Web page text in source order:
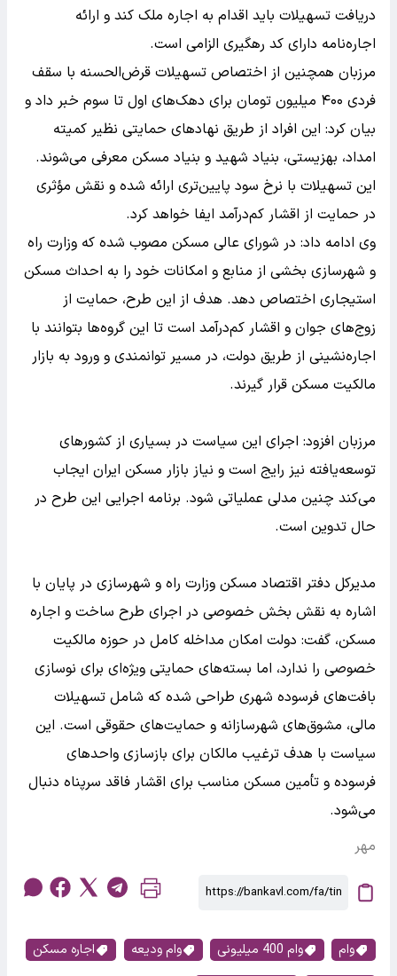
دریافت تسهیلات باید اقدام به اجاره ملک کند و ارائه
اجاره‌نامه دارای کد رهگیری الزامی است.
مرزبان همچنین از اختصاص تسهیلات قرض‌الحسنه با سقف
فردی ۴۰۰ میلیون تومان برای دهک‌های اول تا سوم خبر داد و
بیان کرد: این افراد از طریق نهادهای حمایتی نظیر کمیته
امداد، بهزیستی، بنیاد شهید و بنیاد مسکن معرفی می‌شوند.
این تسهیلات با نرخ سود پایین‌تری ارائه شده و نقش مؤثری
در حمایت از اقشار کم‌درآمد ایفا خواهد کرد.
وی ادامه داد: در شورای عالی مسکن مصوب شده که وزارت راه
و شهرسازی بخشی از منابع و امکانات خود را به احداث مسکن
استیجاری اختصاص دهد. هدف از این طرح، حمایت از
زوج‌های جوان و اقشار کم‌درآمد است تا این گروه‌ها بتوانند با
اجاره‌نشینی از طریق دولت، در مسیر توانمندی و ورود به بازار
مالکیت مسکن قرار گیرند.
مرزبان افزود: اجرای این سیاست در بسیاری از کشورهای
توسعه‌یافته نیز رایج است و نیاز بازار مسکن ایران ایجاب
می‌کند چنین مدلی عملیاتی شود. برنامه اجرایی این طرح در
حال تدوین است.
مدیرکل دفتر اقتصاد مسکن وزارت راه و شهرسازی در پایان با
اشاره به نقش بخش خصوصی در اجرای طرح ساخت و اجاره
مسکن، گفت: دولت امکان مداخله کامل در حوزه مالکیت
خصوصی را ندارد، اما بسته‌های حمایتی ویژه‌ای برای نوسازی
بافت‌های فرسوده شهری طراحی شده که شامل تسهیلات
مالی، مشوق‌های شهرسازانه و حمایت‌های حقوقی است. این
سیاست با هدف ترغیب مالکان برای بازسازی واحدهای
فرسوده و تأمین مسکن مناسب برای اقشار فاقد سرپناه دنبال
می‌شود.
مهر
وام وام 400 میلیونی وام ودیعه
اجاره مسکن